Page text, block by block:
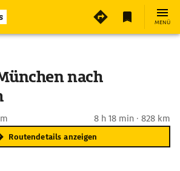
MENÜ
nach
8 h 18 min · 828 km
Routendetails anzeigen